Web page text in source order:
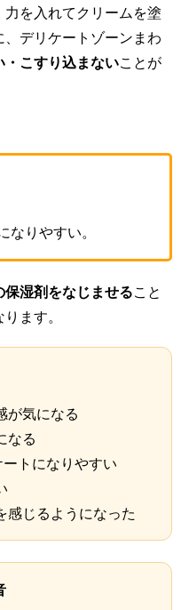
を入れてクリームを塗
、デリケートゾーンまわ
・こすり込まないことが
なりやすい。
保湿剤をなじませる こと
ます。
が気になる
なる
トになりやすい
感じるようになった